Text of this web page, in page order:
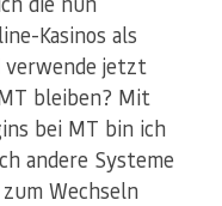
Kasinos als
verwende jetzt
bleiben? Mit
bei MT bin ich
andere Systeme
Wechseln